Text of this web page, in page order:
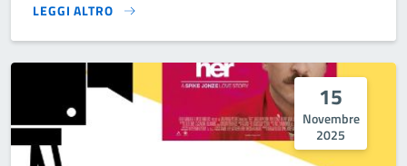
LEGGI ALTRO
COM'ERI VESTITA? UNA MOSTRA PER RIFLETTERE }
15
Novembre
2025